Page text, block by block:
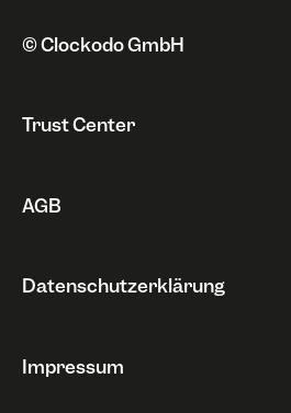
Sonstiges
© Clockodo GmbH
Trust Center
AGB
Datenschutzerklärung
Impressum